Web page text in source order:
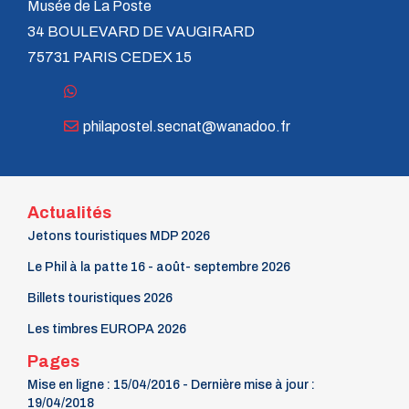
GP n° 24 - Nov. 1979
GP n° 23 - Juil. 1979
GP n° 19 - Juillet 1978
GP n° 14 - Avril 1977
GP n° 13 - Janvier 1977
GP n° 11 - Juillet 1976
GP n° 10 - Avril 1976
GP n° 8 - Octobre 1975
GP n° 6 - Avril 1975
GP n° 5 - Janvier 1975
GP n° 4 - Octobre 1974
Musée de La Poste
34 BOULEVARD DE VAUGIRARD
75731 PARIS CEDEX 15
philapostel.secnat@wanadoo.fr
Actualités
Jetons touristiques MDP 2026
Le Phil à la patte 16 - août- septembre 2026
Billets touristiques 2026
Les timbres EUROPA 2026
Pages
Mise en ligne : 15/04/2016 - Dernière mise à jour :
19/04/2018